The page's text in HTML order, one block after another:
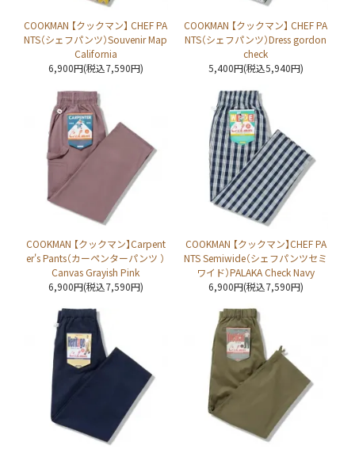
COOKMAN 【クックマン】 CHEF PA
NTS（シェフパンツ）Souvenir Map
California
6,900円(税込7,590円)
COOKMAN 【クックマン】 CHEF PA
NTS（シェフパンツ）Dress gordon
check
5,400円(税込5,940円)
COOKMAN 【クックマン】Carpent
er's Pants（カーペンターパンツ ）
Canvas Grayish Pink
6,900円(税込7,590円)
COOKMAN 【クックマン】CHEF PA
NTS Semiwide（シェフパンツセミ
ワイド）PALAKA Check Navy
6,900円(税込7,590円)